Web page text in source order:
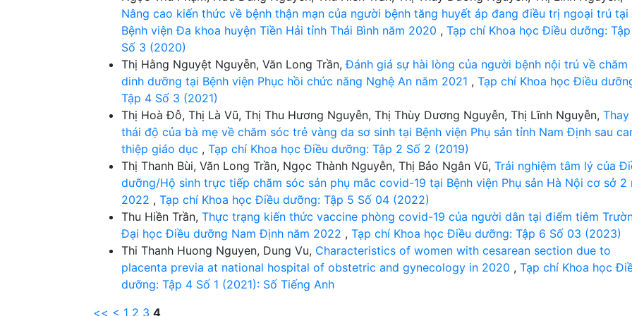
Nâng cao kiến thức về bệnh thận mạn của người bệnh tăng huyết áp đang điều trị ngoại trú tại
Bệnh viện Đa khoa huyện Tiền Hải tỉnh Thái Bình năm 2020 , Tạp chí Khoa học Điều dưỡng:
Số 3 (2020)
Thị Hằng Nguyệt Nguyễn, Văn Long Trần,Đánh giá sự hài lòng của người bệnh nội trú về chăm
dinh dưỡng tại Bệnh viện Phục hồi chức năng Nghệ An năm 2021 , Tạp chí Khoa học Điều
Tập 4 Số 3 (2021)
Thị Hoà Đỗ, Thị Là Vũ, Thị Thu Hương Nguyễn, Thị Thùy Dương Nguyễn, Thị Lĩnh Nguyễn,
thái độ của bà mẹ về chăm sóc trẻ vàng da sơ sinh tại Bệnh viện Phụ sản tỉnh Nam Định sau
thiệp giáo dục , Tạp chí Khoa học Điều dưỡng: Tập 2 Số 2 (2019)
Thị Thanh Bùi, Văn Long Trần, Ngọc Thành Nguyễn, Thị Bảo Ngân Vũ, Trải nghiệm tâm lý của
dưỡng/Hộ sinh trực tiếp chăm sóc sản phụ mắc covid-19 tại Bệnh viện Phụ sản Hà Nội cơ sở 2
2022 , Tạp chí Khoa học Điều dưỡng: Tập 5 Số 04 (2022)
Thu Hiền Trần, Thực trạng kiến thức vaccine phòng covid-19 của người dân tại điểm tiêm
Đại học Điều dưỡng Nam Định năm 2022 , Tạp chí Khoa học Điều dưỡng: Tập 6 Số 03 (2023)
Thi Thanh Huong Nguyen, Dung Vu, Characteristics of women with cesarean section due to
placenta previa at national hospital of obstetric and gynecology in 2020 , Tạp chí Khoa học
dưỡng: Tập 4 Số 1 (2021): Số Tiếng Anh
<< < 1 2 3 4